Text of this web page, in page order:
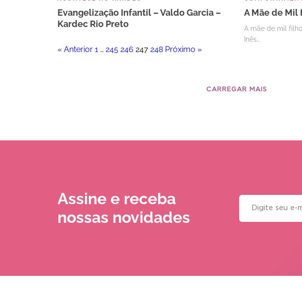
Evangelização Infantil – Valdo Garcia –
Kardec Rio Preto
A Mãe de Mil
A mãe de mil
Inês…
« Anterior 1 … 245 246 247 248 Próximo »
CARREGAR MAIS
Assine e receba
nossas novidades